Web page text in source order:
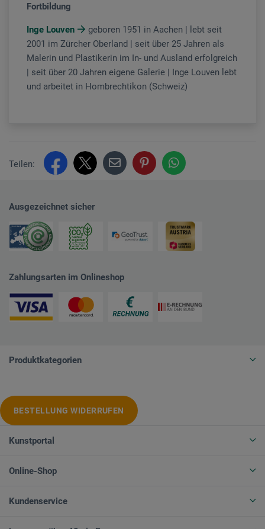
Fortbildung
Inge Louven
geboren 1951 in Aachen | lebt seit
2001 im Zürcher Oberland | seit über 25 Jahren als
Malerin und Plastikerin im In- und Ausland erfolgreich
| seit über 20 Jahren eigene Galerie | Inge Louven lebt
und arbeitet in Hombrechtikon (Schweiz)
Teilen:
Ausgezeichnet sicher
Zahlungsarten im Onlineshop
Produktkategorien
BESTELLUNG WIDERRUFEN
Kunstportal
Online-Shop
Kundenservice